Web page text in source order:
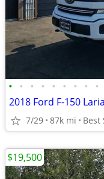
• • • • • • • • •
2018 Ford F-150
7/29 87k mi
$19,500